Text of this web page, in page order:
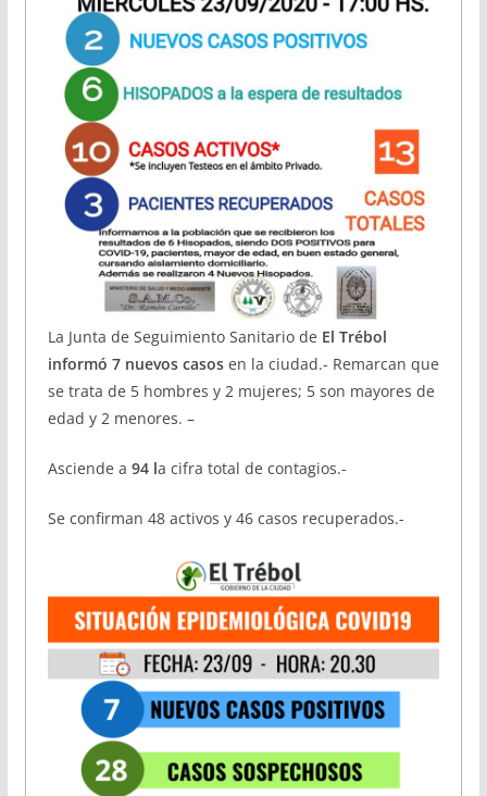
La Junta de Seguimiento Sanitario de El Trébol
informó 7 nuevos casosen la ciudad.- Remarcan que
se trata de 5 hombres y 2 mujeres; 5 son mayores de
edad y 2 menores. –
Asciende a 94 la cifra total de contagios.-
Se confirman 48 activos y 46 casos recuperados.-